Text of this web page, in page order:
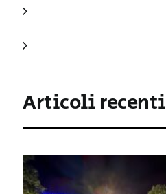
Articoli recenti